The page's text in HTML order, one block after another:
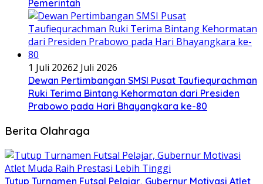
Pemerintah
1 Juli 20262 Juli 2026
Dewan Pertimbangan SMSI Pusat Taufiequrachman
Ruki Terima Bintang Kehormatan dari Presiden
Prabowo pada Hari Bhayangkara ke-80
Berita Olahraga
Tutup Turnamen Futsal Pelajar, Gubernur Motivasi Atlet